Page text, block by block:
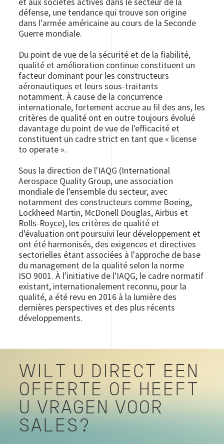
défense, une tendance qui trouve son origine
dans l'armée américaine au cours de la Seconde
Guerre mondiale.
Du point de vue de la sécurité et de la fiabilité,
qualité et amélioration continue constituent un
facteur dominant pour les constructeurs
aéronautiques et leurs sous-traitants
notamment. À cause de la concurrence
internationale, fortement accrue au fil des ans, les
critères de qualité ont en outre toujours évolué
davantage du point de vue de l'efficacité et
constituent un cadre strict en tant que « license
to operate ».
Sous la direction de l'IAQG (International
Aerospace Quality Group, une association
mondiale de l'ensemble du secteur, avec
notamment des constructeurs comme Boeing,
Lockheed Martin, McDonell Douglas, Airbus et
Rolls-Royce), les critères de qualité et
d'évaluation ont poursuivi leur développement et
ont été harmonisés, des exigences et directives
sectorielles étant associées à l'approche de base
du management de la qualité selon la norme
ISO 9001. À l'initiative de l'IAQG, le cadre normatif
existant, internationalement reconnu, pour la
qualité, a été revu en 2016 à la lumière des
dernières perspectives et des plus récents
développements.
WILT U DIRECT EEN
OFFERTE OF HEEFT
U VRAGEN VOOR
SALES?